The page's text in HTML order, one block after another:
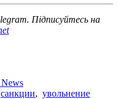
Підписуйтесь на
санкции, увольнение